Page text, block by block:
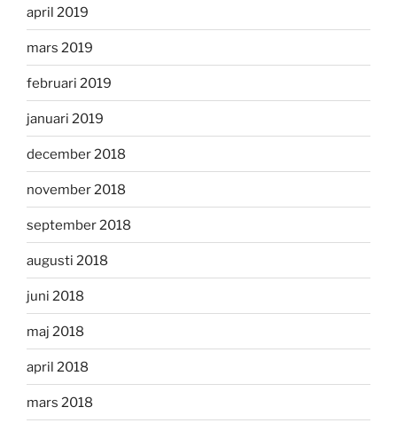
april 2019
mars 2019
februari 2019
januari 2019
december 2018
november 2018
september 2018
augusti 2018
juni 2018
maj 2018
april 2018
mars 2018